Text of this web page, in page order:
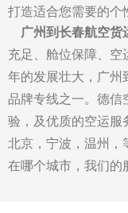
打造适合您需要的个
广州到长春航空货
充足、舱位保障、空
年的发展壮大，广州
品牌专线之一。德信
验，及优质的空运服
北京，宁波，温州，
在哪个城市，我们的